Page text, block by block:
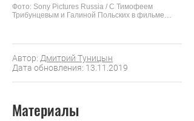
Фото: Sony Pictures Russia / С Тимофеем
Трибунцевым и Галиной Польских в фильме
Автор: Дмитрий Туницын
Дата обновления: 13.11.2019
Материалы